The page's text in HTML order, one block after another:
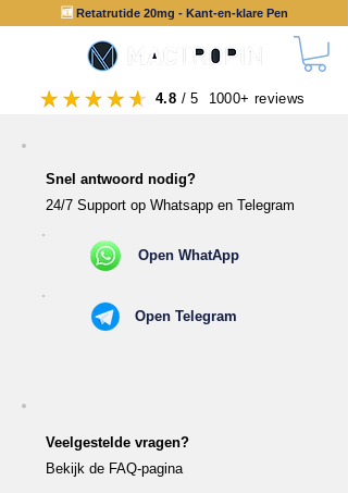
🆕 Retatrutide 20mg - Kant-en-klare Pen
4.8 / 5 1000+ reviews
Snel antwoord nodig?
24/7 Support op Whatsapp en Telegram
Open WhatApp
Open Telegram
Veelgestelde vragen?
Bekijk de FAQ-pagina